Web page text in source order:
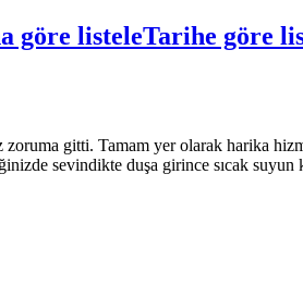
göre listeleTarihe göre
gitti. Tamam yer olarak harika
sevindikte duşa girince sıcak